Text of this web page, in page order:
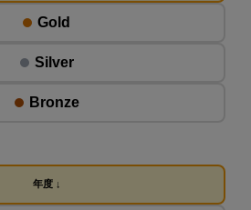
Gold
Silver
Bronze
年度 ↓